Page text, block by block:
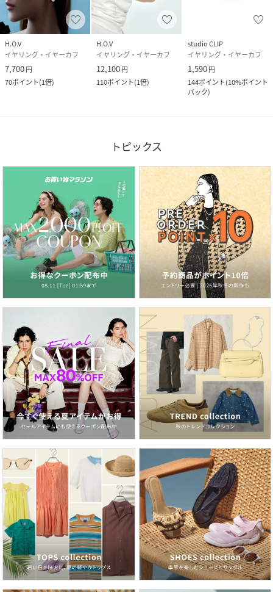
H.O.V
イヤリング・イヤーカフ
7,700円
70ポイント(1倍)
H.O.V
イヤリング・イヤーカフ
12,100円
110ポイント(1倍)
studio CLIP
イヤリング・イヤーカフ
1,590円
144ポイント(10%ポイント
バック)
トピックス